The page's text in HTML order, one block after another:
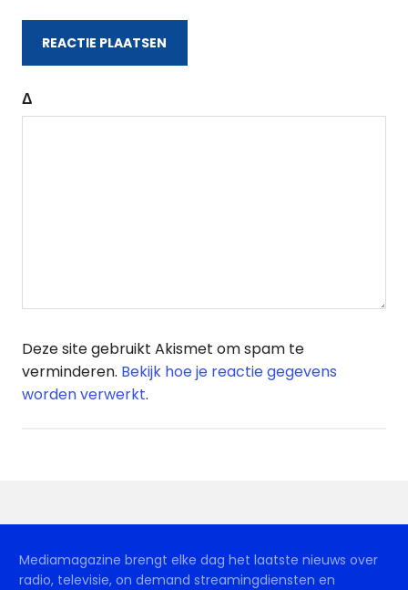
Δ
Deze site gebruikt Akismet om spam te
verminderen. Bekijk hoe je reactie gegevens
worden verwerkt.
Mediamagazine brengt elke dag het laatste nieuws over
radio, televisie, on demand streamingdiensten en